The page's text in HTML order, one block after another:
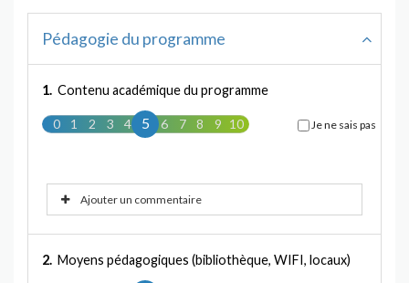
Pédagogie du programme
1. Contenu académique du programme
5
0 1 2 3 4 5 6 7 8 9 10 Je ne sais pas
Ajouter un commentaire
2. Moyens pédagogiques (bibliothèque, WIFI, locaux)